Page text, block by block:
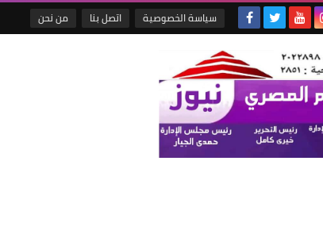
سياسة الخصوصية اتصل بنا من نحن